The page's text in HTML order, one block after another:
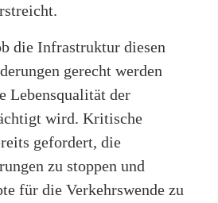
die Infrastruktur diesen
gerecht werden
Lebensqualität der
wird. Kritische
gefordert, die
zu stoppen und
für die Verkehrswende zu